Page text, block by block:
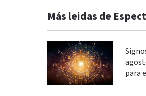
Más leidas de
para